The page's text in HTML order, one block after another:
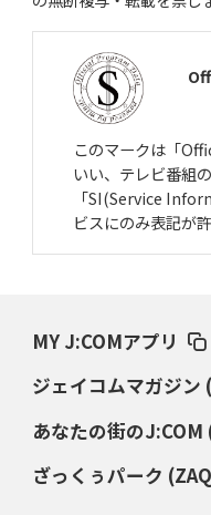
このマークは「
いい、テレビ番組
「SI(Service
ビスにのみ表記が
MY J:COMアプリ
ジェイコムマガジン
あなたの街の
ざっくぅパーク